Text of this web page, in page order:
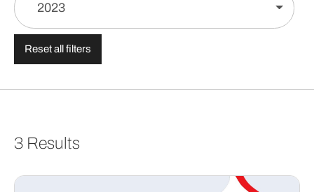
2023
Reset all filters
3 Results